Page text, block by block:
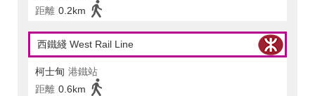
距離 0.2km
西鐵綫 West Rail Line
柯士甸 港鐵站
距離 0.6km